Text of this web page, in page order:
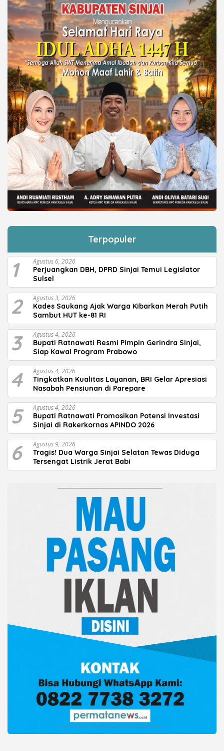
Terpopuler
1 Agustus 6, 2026
Perjuangkan DBH, DPRD Sinjai Temui Legislator
Sulsel
2 Agustus 3, 2026
Kades Saukang Ajak Warga Kibarkan Merah Putih
Sambut HUT ke-81 RI
3 Agustus 4, 2026
Bupati Ratnawati Resmi Pimpin Gerindra Sinjai,
Siap Kawal Program Prabowo
4 Agustus 4, 2026
Tingkatkan Kualitas Layanan, BRI Gelar Apresiasi
Nasabah Pensiunan di Parepare
5 Agustus 4, 2026
Bupati Ratnawati Promosikan Potensi Investasi
Sinjai di Rakerkornas APINDO 2026
6 Agustus 9, 2026
Tragis! Dua Warga Sinjai Selatan Tewas Diduga
Tersengat Listrik Jerat Babi